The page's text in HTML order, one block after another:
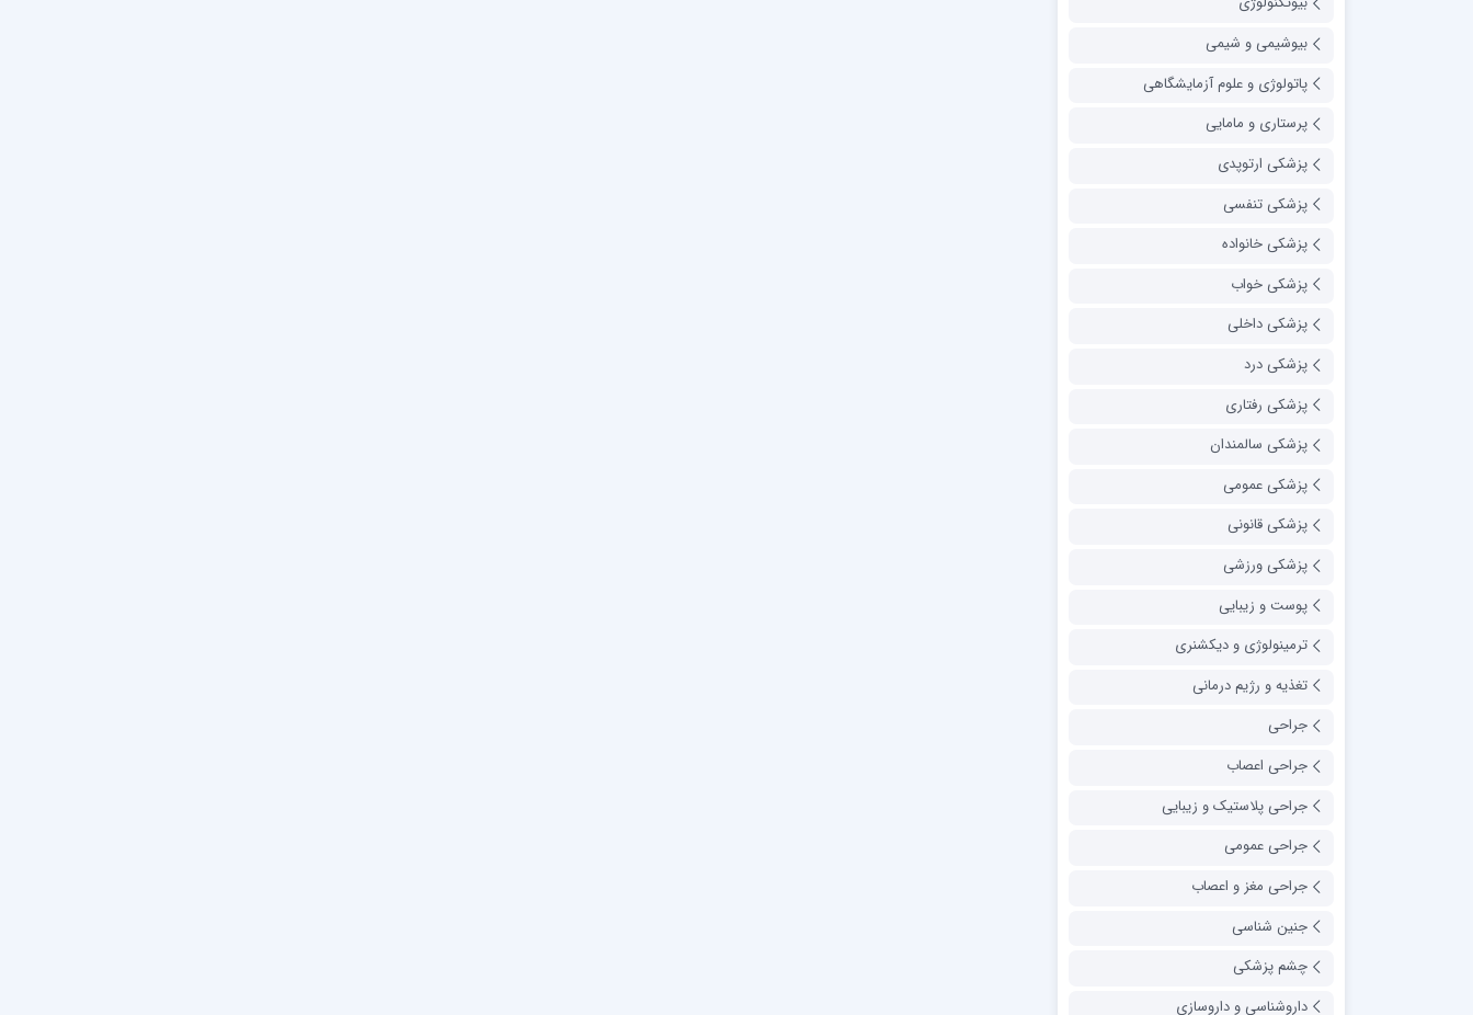
بیوشیمی و شیمی
پاتولوژی و علوم آزمایشگاهی
پرستاری و مامایی
پزشکی ارتوپدی
پزشکی تنفسی
پزشکی خانواده
پزشکی خواب
پزشکی داخلی
پزشکی درد
پزشکی رفتاری
پزشکی سالمندان
پزشکی عمومی
پزشکی قانونی
پزشکی ورزشی
پوست و زیبایی
ترمینولوژی و دیکشنری
تغذیه و رژیم درمانی
جراحی
جراحی اعصاب
جراحی پلاستیک و زیبایی
جراحی عمومی
جراحی مغز و اعصاب
جنین شناسی
چشم پزشکی
داروشناسی و داروسازی